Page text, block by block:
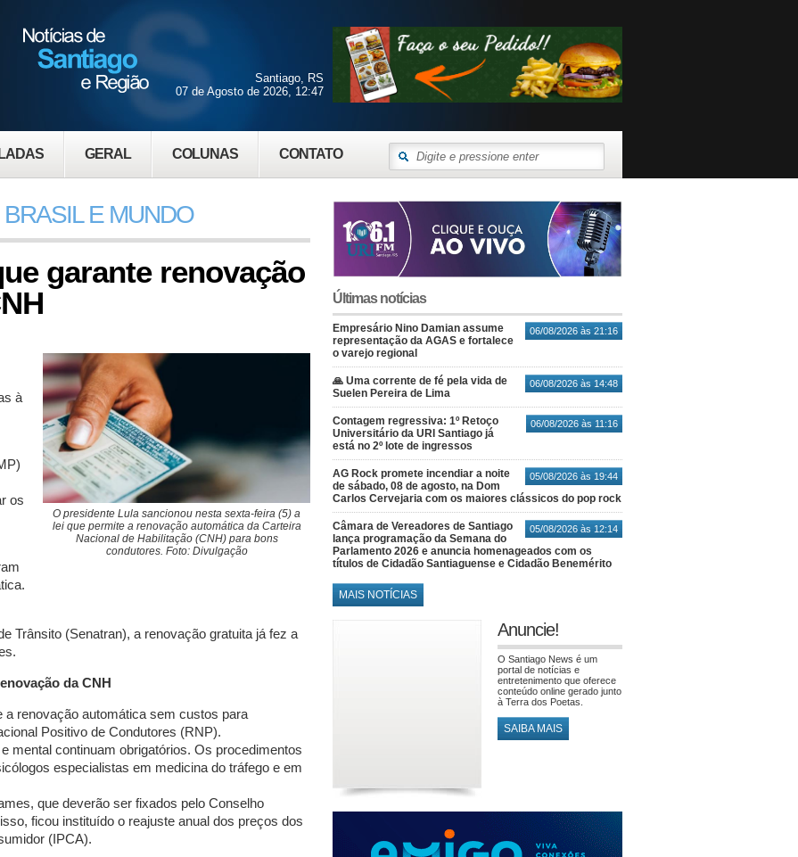
GERAL COLUNAS CONTATO
Santiago, RS
07 de Agosto de 2026, 12:47
E MUNDO
garante renovação
O presidente Lula sancionou nesta sexta-feira (5) a
lei que permite a renovação automática da Carteira
Nacional de Habilitação (CNH) para bons
condutores. Foto: Divulgação
à
os
Trânsito (Senatran), a renovação gratuita já fez a
da CNH
a renovação automática sem custos para
Positivo de Condutores (RNP).
mental continuam obrigatórios. Os procedimentos
especialistas em medicina do tráfego e em
que deverão ser fixados pelo Conselho
ficou instituído o reajuste anual dos preços dos
(IPCA).
Últimas notícias
06/08/2026 às 21:16
Empresário Nino Damian assume
representação da AGAS e fortalece
o varejo regional
06/08/2026 às 14:48
🙏 Uma corrente de fé pela vida de
Suelen Pereira de Lima
06/08/2026 às 11:16
Contagem regressiva: 1º Retoço
Universitário da URI Santiago já
está no 2º lote de ingressos
05/08/2026 às 19:44
AG Rock promete incendiar a noite
de sábado, 08 de agosto, na Dom
Carlos Cervejaria com os maiores clássicos do pop rock
05/08/2026 às 12:14
Câmara de Vereadores de Santiago
lança programação da Semana do
Parlamento 2026 e anuncia homenageados com os
títulos de Cidadão Santiaguense e Cidadão Benemérito
MAIS NOTÍCIAS
Anuncie!
O Santiago News é um
portal de notícias e
entretenimento que oferece
conteúdo online gerado junto
à Terra dos Poetas.
SAIBA MAIS